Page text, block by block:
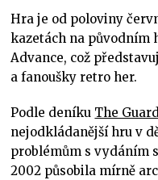
Hra je od poloviny
kazetách na původním
Advance, což
a fanoušky retro her.
Podle deníku The
nejodkládanější hru v
problémům s vydáním
2002 působila mírně